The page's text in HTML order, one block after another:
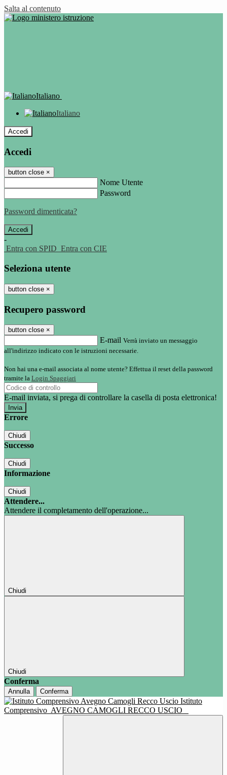
Salta al contenuto
Italiano
Italiano
Accedi
Accedi
button close ×
Nome Utente
Password
Password dimenticata?
-
Entra con SPID Entra con CIE
Seleziona utente
button close ×
Recupero password
button close ×
E-mail Verrà inviato un messaggio
all'indirizzo indicato con le istruzioni necessarie.
Non hai una e-mail associata al nome utente? Effettua il reset della password
tramite la Login Spaggiari
E-mail inviata, si prega di controllare la casella di posta elettronica!
Errore
Chiudi
Successo
Chiudi
Informazione
Chiudi
Attendere...
Attendere il completamento dell'operazione...
Chiudi
Chiudi
Conferma
Annulla Conferma
Istituto
Comprensivo AVEGNO CAMOGLI RECCO USCIO